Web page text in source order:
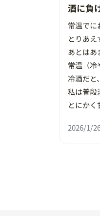
酒に負
常温でに
とりあえ
あとはあ
常温（冷
冷酒だと
私は普段
とにか
2026/1/